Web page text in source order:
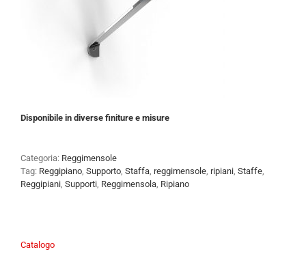
Disponibile in diverse finiture e misure
Categoria: Reggimensole
Tag: Reggipiano, Supporto, Staffa, reggimensole, ripiani, Staffe,
Reggipiani, Supporti, Reggimensola, Ripiano
Catalogo